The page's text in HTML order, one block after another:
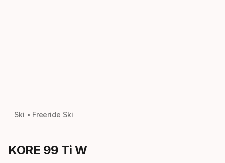
Ski Freeride Ski
KORE 99 Ti W